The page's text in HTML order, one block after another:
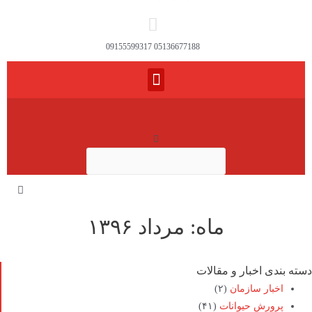
05136677188 09155599317
ماه: مرداد ۱۳۹۶
دسته بندی اخبار و مقالات
اخبار سازمان (۲)
پرورش حیوانات (۴۱)